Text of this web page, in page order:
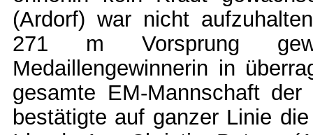
(Ardorf) war nicht
271 m Vorsprung
Medaillengewinnerin in
gesamte EM-Mannschaft der
bestätigte auf ganzer Linie